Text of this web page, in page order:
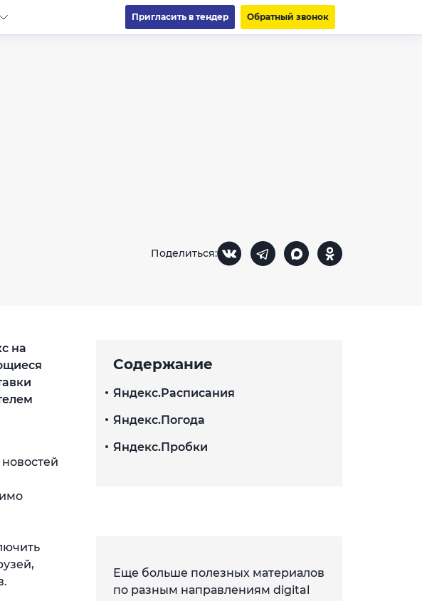
Пригласить в тендер Обратный звонок
Поделиться:
на
Содержание
Яндекс.Расписания
Яндекс.Погода
Яндекс.Пробки
Еще больше полезных материалов
по разным направлениям digital